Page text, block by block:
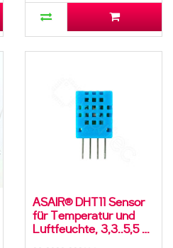
ASAIR® DHT11 Sensor
für Temperatur und
Luftfeuchte, 3,3..5,5 V,